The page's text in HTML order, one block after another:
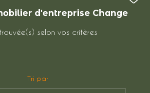
d'entreprise Change
selon vos critères
Tri par
professionnel